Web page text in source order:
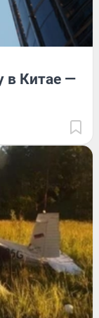
в Китае —